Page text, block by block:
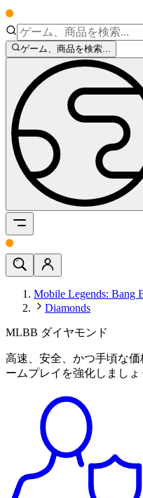
ゲーム、商品を検索...
Mobile Legends: Bang
Diamonds
MLBB ダイヤモンド
高速、安全、かつ手頃な
ームプレイを強化しましょ